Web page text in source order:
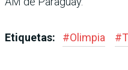
Etiquetas: #Olimpia #